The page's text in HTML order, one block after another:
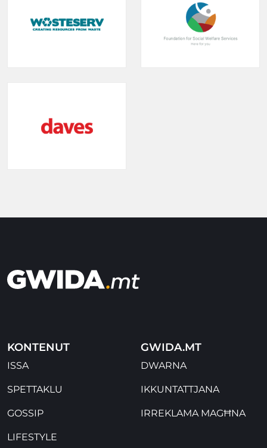
KONTENUT
ISSA
SPETTAKLU
GOSSIP
LIFESTYLE
GWIDA.MT
DWARNA
IKKUNTATTJANA
IRREKLAMA MAGĦNA